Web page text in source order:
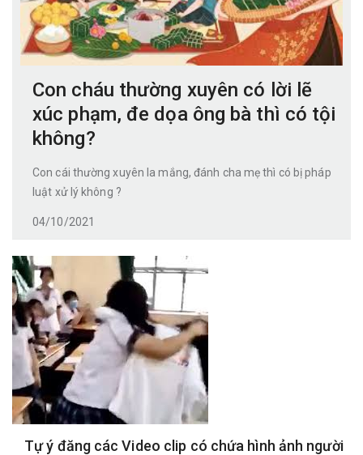
Con cháu thường xuyên có lời lẽ
xúc phạm, đe dọa ông bà thì có tội
không?
Con cái thường xuyên la mắng, đánh cha mẹ thì có bị pháp
luật xử lý không ?
04/10/2021
Tự ý đăng các Video clip có chứa hình ảnh người